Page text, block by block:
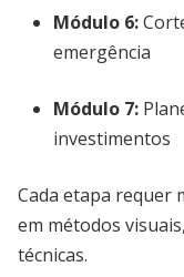
Módulo 6:
emergência
Módulo 7:
investimentos
Cada etapa requer
em métodos
técnicas.